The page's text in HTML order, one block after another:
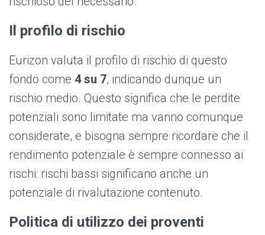
Il profilo di rischio
Eurizon valuta il profilo di rischio di questo
fondo come 4 su 7, indicando dunque un
rischio medio. Questo significa che le perdite
potenziali sono limitate ma vanno comunque
considerate, e bisogna sempre ricordare che il
rendimento potenziale è sempre connesso ai
rischi: rischi bassi significano anche un
potenziale di rivalutazione contenuto.
Politica di utilizzo dei proventi